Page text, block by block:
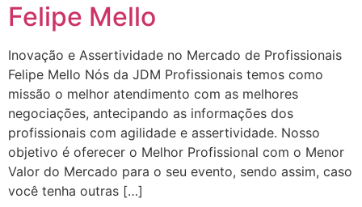
Felipe Mello
Inovação e Assertividade no Mercado de Profissionais
Felipe Mello Nós da JDM Profissionais temos como
missão o melhor atendimento com as melhores
negociações, antecipando as informações dos
profissionais com agilidade e assertividade. Nosso
objetivo é oferecer o Melhor Profissional com o Menor
Valor do Mercado para o seu evento, sendo assim, caso
você tenha outras […]